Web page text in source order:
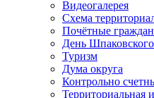
Видеогалерея
Схема
Почётные
День
Туризм
Дума округа
Контрольно
Территориальная